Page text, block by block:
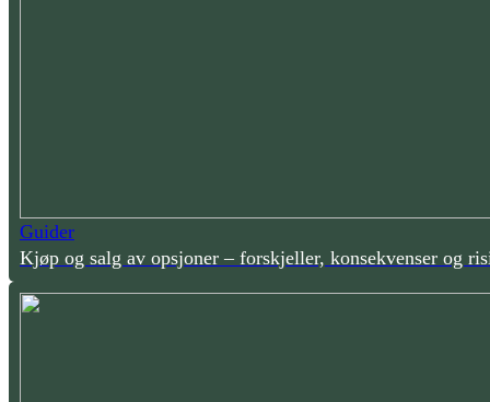
Guider
Kjøp og salg av opsjoner – forskjeller, konsekvenser og